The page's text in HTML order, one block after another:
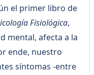
el primer libro de
Fisiológica,
mental, afecta a la
ende, nuestro
síntomas -entre